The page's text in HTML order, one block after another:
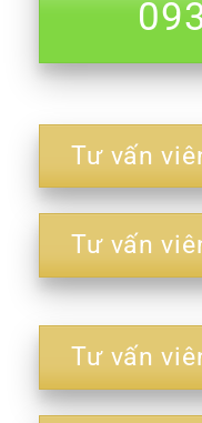
Tư vấn
Tư vấn
Tư vấn